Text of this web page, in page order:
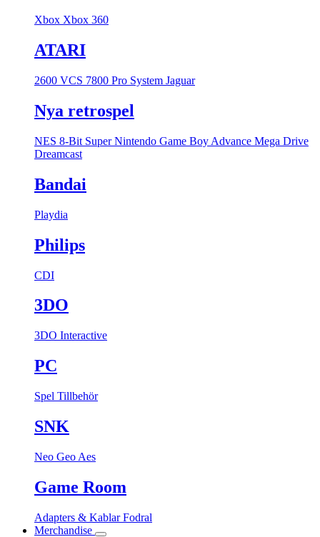
Xbox Xbox 360
ATARI
2600 VCS 7800 Pro System Jaguar
Nya retrospel
NES 8-Bit Super Nintendo Game Boy Advance Mega Drive
Dreamcast
Bandai
Playdia
Philips
CDI
3DO
3DO Interactive
PC
Spel Tillbehör
SNK
Neo Geo Aes
Game Room
Adapters & KablarFodral
Merchandise